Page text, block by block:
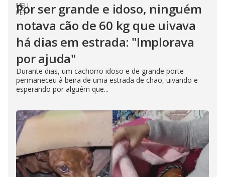
Por ser grande e idoso, ninguém
notava cão de 60 kg que uivava
há dias em estrada: "Implorava
por ajuda"
Durante dias, um cachorro idoso e de grande porte
permaneceu à beira de uma estrada de chão, uivando e
esperando por alguém que...